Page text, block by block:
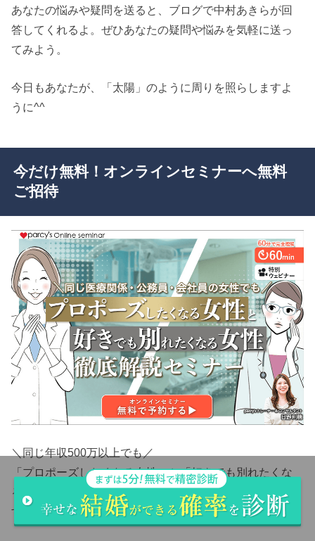
あなたの悩みや疑問を送ると、ブログで中村あきらが回
答してくれるよ。ぜひあなたの疑問や悩みを気軽に送っ
てみよう。
今日もあなたが、「太陽」のように周りを照らしますよ
うに^^
今だけ無料！オンラインセミナーへ無料
ご招待
＼同じ年収500万以上でも／
「プロポーズしたくなる女性」と「好きでも別れたくな
る女性」の違いをテーマに、【無料セミナー】を行いま
す！